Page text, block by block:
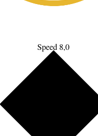
Speed 8,0